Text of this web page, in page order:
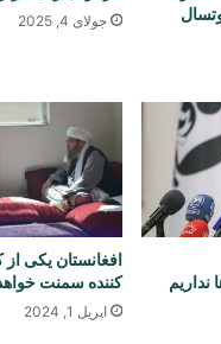
جولای 4, 2025
نداریم
افغانستان یکی
کننده سمنت
اپریل 1, 2024